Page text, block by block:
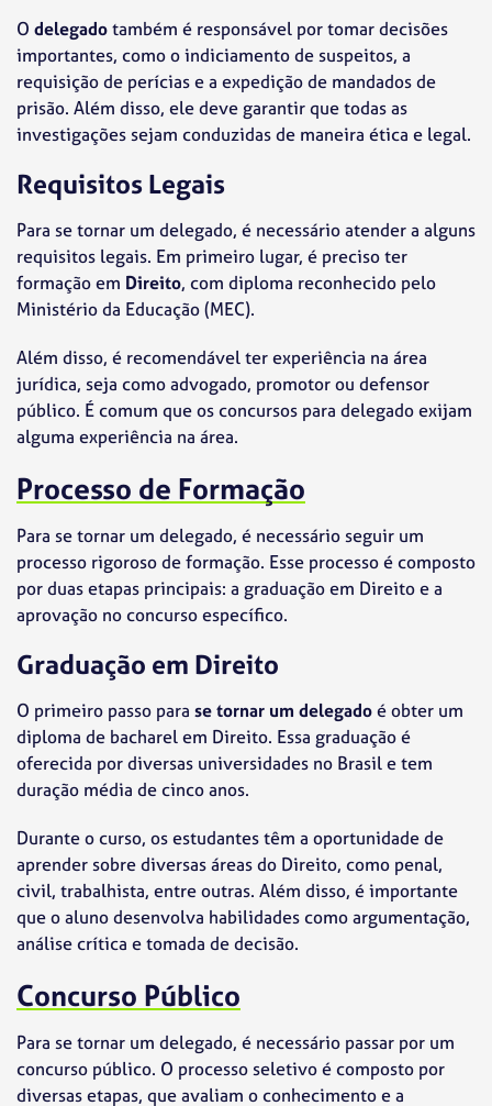
O delegadotambém é responsável por tomar decisões
importantes, como o indiciamento de suspeitos, a
requisição de perícias e a expedição de mandados de
prisão. Além disso, ele deve garantir que todas as
investigações sejam conduzidas de maneira ética e legal.
Requisitos Legais
Para se tornar um delegado, é necessário atender a alguns
requisitos legais. Em primeiro lugar, é preciso ter
formação em Direito, com diploma reconhecido pelo
Ministério da Educação (MEC).
Além disso, é recomendável ter experiência na área
jurídica, seja como advogado, promotor ou defensor
público. É comum que os concursos para delegado exijam
alguma experiência na área.
Processo de Formação
Para se tornar um delegado, é necessário seguir um
processo rigoroso de formação. Esse processo é composto
por duas etapas principais: a graduação em Direito e a
aprovação no concurso específico.
Graduação em Direito
O primeiro passo para se tornar um delegadoé obter um
diploma de bacharel em Direito. Essa graduação é
oferecida por diversas universidades no Brasil e tem
duração média de cinco anos.
Durante o curso, os estudantes têm a oportunidade de
aprender sobre diversas áreas do Direito, como penal,
civil, trabalhista, entre outras. Além disso, é importante
que o aluno desenvolva habilidades como argumentação,
análise crítica e tomada de decisão.
Concurso Público
Para se tornar um delegado, é necessário passar por um
concurso público. O processo seletivo é composto por
diversas etapas, que avaliam o conhecimento e a